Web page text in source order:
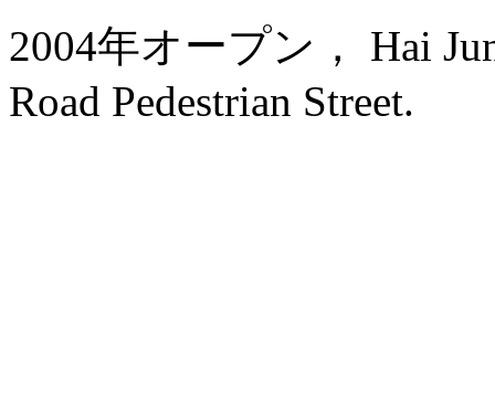
2004年オープン， Hai
Road Pedestrian Street.